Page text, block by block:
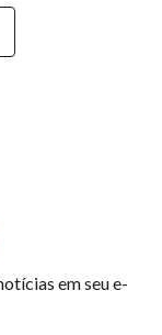
em seu e-